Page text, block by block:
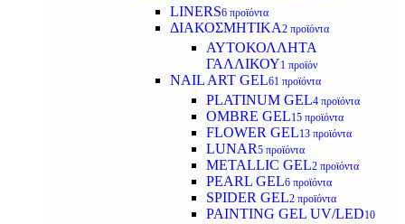
LINERS6 προϊόντα
ΔΙΑΚΟΣΜΗΤΙΚΑ2 προϊόντα
ΑΥΤΟΚΟΛΛΗΤΑ
ΓΑΛΛΙΚΟΥ1 προϊόν
NAIL ART GEL61 προϊόντα
PLATINUM GEL4 προϊόντα
OMBRE GEL15 προϊόντα
FLOWER GEL13 προϊόντα
LUNAR5 προϊόντα
METALLIC GEL2 προϊόντα
PEARL GEL6 προϊόντα
SPIDER GEL2 προϊόντα
PAINTING GEL UV/LED10